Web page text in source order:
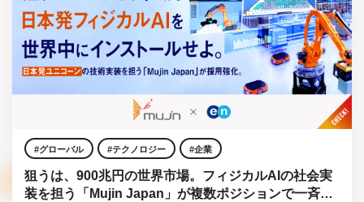
グローバル テクノロジー 企業
狙うは、900兆円の世界市場。フィジカルAIの社会実
装を担う「Mujin Japan」が複数ポジションで一斉公